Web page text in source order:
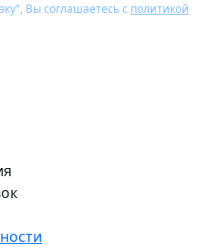
Вы соглашаетесь с политикой